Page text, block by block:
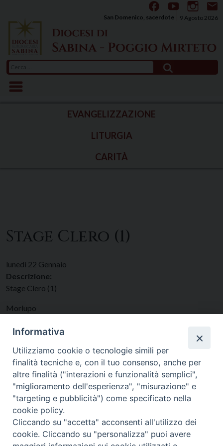
content
9 Agosto 2026
San Domenico, sacerdote
per:
EVANGELIZZAZIONE
LITURGIA
CARITÀ
Stage Clero (1)
lunedì 22 Gennaio
Descrizione:
Stage Clero (1)
Morlupo
Data: 22/01/2024
Informativa
Utilizziamo cookie o tecnologie simili per
finalità tecniche e, con il tuo consenso, anche per
altre finalità ("interazioni e funzionalità semplici",
"miglioramento dell'esperienza", "misurazione" e
"targeting e pubblicità") come specificato nella
cookie policy.
Cliccando su "accetta" acconsenti all'utilizzo dei
cookie. Cliccando su "personalizza" puoi avere